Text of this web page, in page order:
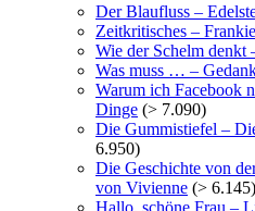
Der Blaufluss –
Zeitkritisches –
Wie der Schelm denkt
Was muss … –
Warum ich Facebook
Dinge (> 7.090)
Die Gummistiefel –
6.950)
Die Geschichte von
von Vivienne (> 6.145)
Hallo, schöne Frau –